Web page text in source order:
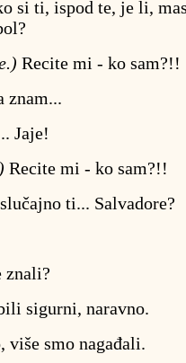
si ti, ispod te, je li,
Recite mi - ko sam?!!
znam...
Jaje!
Recite mi - ko sam?!!
ti... Salvadore?
znali?
sigurni, naravno.
smo nagađali.